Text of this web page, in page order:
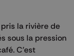
la rivière de
sous la pression
C’est